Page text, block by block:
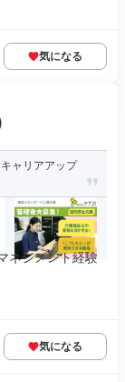
気になる
ャリアアップ
ネジメント経験
気になる